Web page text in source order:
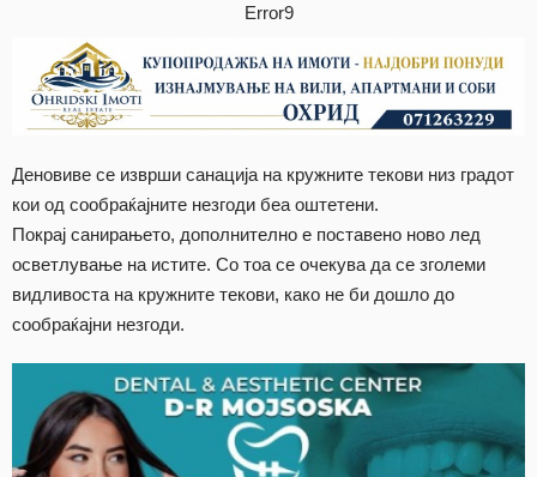
Error9
Деновиве се изврши санација на кружните текови низ градот
кои од сообраќајните незгоди беа оштетени.
Покрај санирањето, дополнително е поставено ново лед
осветлување на истите. Со тоа се очекува да се зголеми
видливоста на кружните текови, како не би дошло до
сообраќајни незгоди.